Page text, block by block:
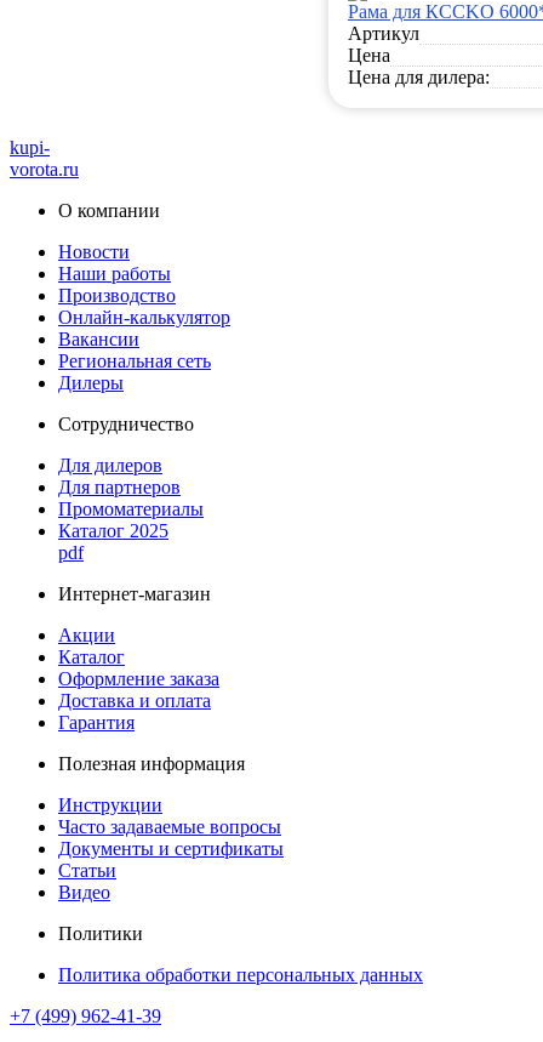
Рама для КССKO
Артикул
Цена
Цена для дилера:
kupi-
vorota.ru
О компании
Новости
Наши работы
Производство
Онлайн-калькулятор
Вакансии
Региональная сеть
Дилеры
Сотрудничество
Для дилеров
Для партнеров
Промоматериалы
Каталог 2025
pdf
Интернет-магазин
Акции
Каталог
Оформление заказа
Доставка и оплата
Гарантия
Полезная информация
Инструкции
Часто задаваемые вопросы
Документы и сертификаты
Статьи
Видео
Политики
Политика обработки персональных данных
+7 (499) 962-41-39